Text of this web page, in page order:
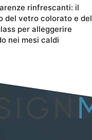
rinfrescanti: il
del vetro colorato e del
per alleggerire
nei mesi caldi